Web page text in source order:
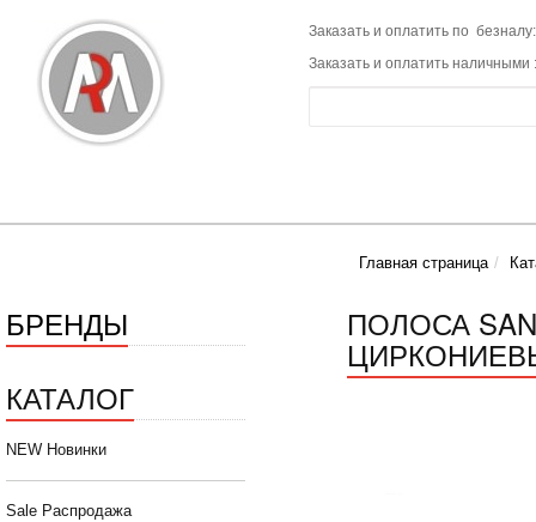
Заказать и оплатить по
Заказать и оплатить наличными
Главная страница
БРЕНДЫ
КАТАЛОГ
NEW Новинки
Sale Распродажа
ПОЛОСА